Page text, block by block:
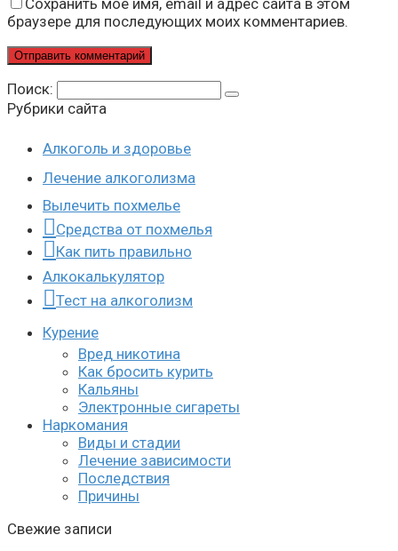
браузере для последующих моих комментариев.
Поиск:
Рубрики сайта
Алкоголь и здоровье
Лечение алкоголизма
Вылечить похмелье
Средства от похмелья
Как пить правильно
Алкокалькулятор
Тест на алкоголизм
Курение
Вред никотина
Как бросить курить
Кальяны
Электронные сигареты
Наркомания
Виды и стадии
Лечение зависимости
Последствия
Причины
Свежие записи